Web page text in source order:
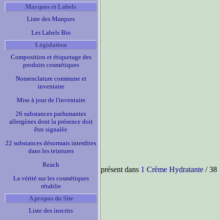
Marques et Labels
Liste des Marques
Les Labels Bio
Législation
Composition et étiquetage des
produits cosmétiques
Nomenclature commune et
inventaire
Mise à jour de l'inventaire
26 substances parfumantes
allergènes dont la présence doit
être signalée
22 substances désormais interdites
dans les teintures
Reach
La vérité sur les cosmétiques
rétablie
A propos du Site
Liste des inscrits
présent dans 1 Crème Hydratante / 38